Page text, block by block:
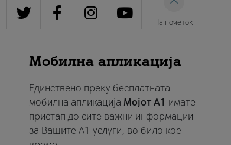
На почеток
Мобилна апликација
Единствено преку бесплатната
мобилна апликација Мојот A1 имате
пристап до сите важни информации
за Вашите A1 услуги, во било кое